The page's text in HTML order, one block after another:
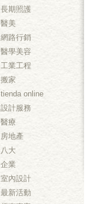
長期照護
醫美
網路行銷
醫學美容
工業工程
搬家
tienda online
設計服務
醫療
房地產
八大
企業
室內設計
最新活動